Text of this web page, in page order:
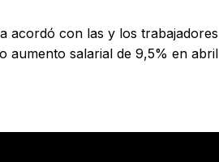
acordó con las y los trabajadores
aumento salarial de 9,5% en abril